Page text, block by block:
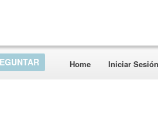
Home Iniciar Sesión